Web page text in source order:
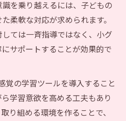
を乗り越えるには、子どもの
柔軟な対応が求められます。
ては一斉指導ではなく、小グ
サポートすることが効果的で
覚の学習ツールを導入すること
学習意欲を高める工夫もあり
り組める環境を作ることで、